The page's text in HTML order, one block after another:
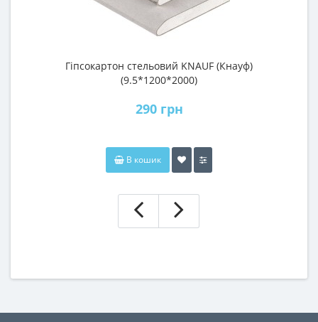
Гіпсокартон стельовий KNAUF (Кнауф)
(9.5*1200*2000)
290 грн
В кошик